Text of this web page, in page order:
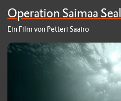
Operation Saimaa Seal
Ein Film von Petteri Saairo